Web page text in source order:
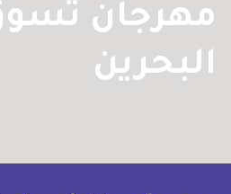
مهرجان
البحرين